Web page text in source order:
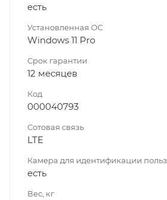
есть
Установленная ОС
Windows 11 Pro
Срок гарантии
12 месяцев
Код
000040793
Сотовая связь
LTE
Камера для идентификации
есть
Вес, кг